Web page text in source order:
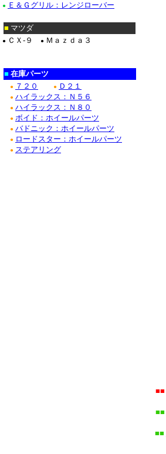
■■
■■
■■
● Ｅ＆Ｇグリル：レンジローバー
■ マツダ
● ＣＸ-９ ● Ｍａｚｄａ３
■ 在庫パーツ
● ７２０ ● Ｄ２１
● ハイラックス：Ｎ５６
● ハイラックス：Ｎ８０
● ボイド：ホイールパーツ
● バドニック：ホイールパーツ
● ロードスター：ホイールパーツ
● ステアリング